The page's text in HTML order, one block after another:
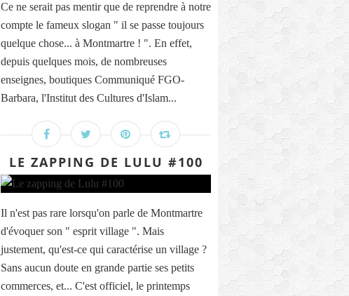
Ce ne serait pas mentir que de reprendre à notre
compte le fameux slogan " il se passe toujours
quelque chose... à Montmartre ! ". En effet,
depuis quelques mois, de nombreuses
enseignes, boutiques Communiqué FGO-
Barbara, l'Institut des Cultures d'Islam...
LE ZAPPING DE LULU #100
Il n'est pas rare lorsqu'on parle de Montmartre
d'évoquer son " esprit village ". Mais
justement, qu'est-ce qui caractérise un village ?
Sans aucun doute en grande partie ses petits
commerces, et... C'est officiel, le printemps